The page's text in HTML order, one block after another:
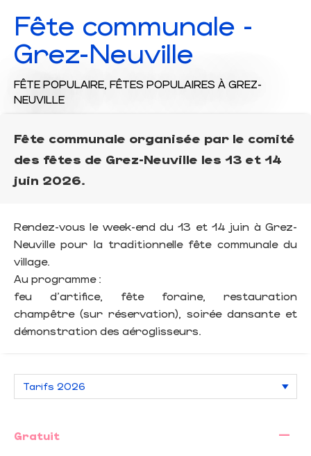
Fête communale -
Grez-Neuville
FÊTE POPULAIRE, FÊTES POPULAIRES À GREZ-
NEUVILLE
Fête communale organisée par le comité
des fêtes de Grez-Neuville les 13 et 14
juin 2026.
Rendez-vous le week-end du 13 et 14 juin à Grez-
Neuville pour la traditionnelle fête communale du
village.
Au programme :
feu d'artifice, fête foraine, restauration
champêtre (sur réservation), soirée dansante et
démonstration des aéroglisseurs.
Gratuit —